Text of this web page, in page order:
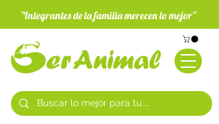
"Integrantes de la familia merecen lo mejor"